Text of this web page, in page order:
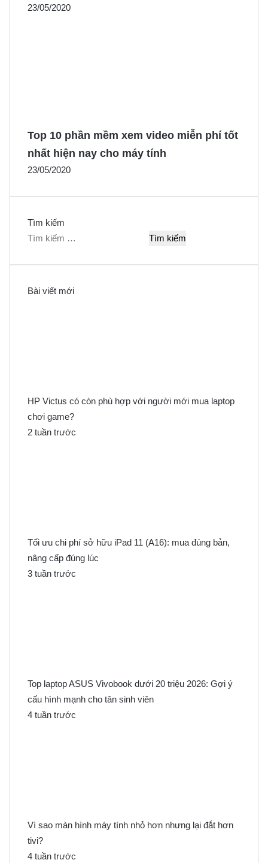
23/05/2020
Top 10 phần mềm xem video miễn phí tốt
nhất hiện nay cho máy tính
23/05/2020
Tìm kiếm
T
k
Bài viết mới
HP Victus có còn phù hợp với người mới mua laptop
chơi game?
2 tuần trước
Tối ưu chi phí sở hữu iPad 11 (A16): mua đúng bản,
nâng cấp đúng lúc
3 tuần trước
Top laptop ASUS Vivobook dưới 20 triệu 2026: Gợi ý
cấu hình mạnh cho tân sinh viên
4 tuần trước
Vì sao màn hình máy tính nhỏ hơn nhưng lại đắt hơn
tivi?
4 tuần trước